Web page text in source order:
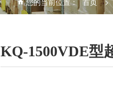
KQ-1500VDE型